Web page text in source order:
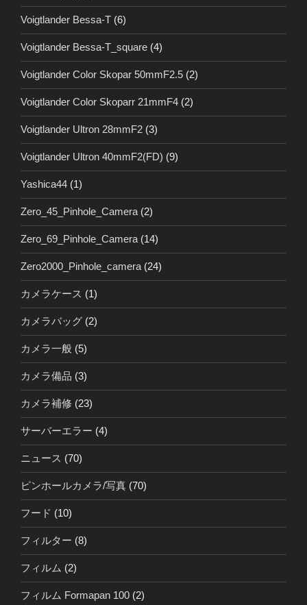
Voigtlander Bessa-T (6)
Voigtlander Bessa-T_square (4)
Voigtlander Color Skopar 50mmF2.5 (2)
Voigtlander Color Skoparr 21mmF4 (2)
Voigtlander Ultron 28mmF2 (3)
Voigtlander Ultron 40mmF2(FD) (9)
Yashica44 (1)
Zero_45_Pinhole_Camera(2)
Zero_69_Pinhole_Camera(14)
Zero2000_Pinhole_camera(24)
カメラケース (1)
カメラバッグ (2)
カメラ一般 (5)
カメラ備品 (3)
カメラ補修 (23)
サーバーエラー (4)
ニュース (70)
ピンホールカメラ/写真 (70)
フード (10)
フィルター (8)
フィルム (2)
フィルム Formapan 100 (2)